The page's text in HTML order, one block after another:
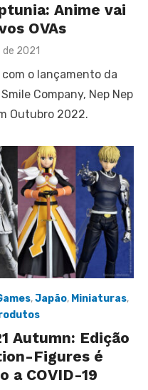
Anime vai
OVAs
2021
o lançamento da
Company, Nep Nep
Outubro 2022.
,Japão, Miniaturas,
Autumn: Edição
Figures é
a COVID-19